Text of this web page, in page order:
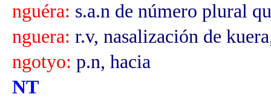
nguéra: s.a.n de número plural
nguera: r.v, nasalización de
ngotyo: p.n, hacia
NT